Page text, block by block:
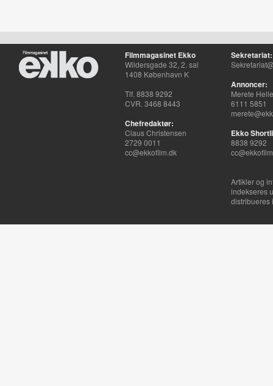
Filmmagasinet Ekko
Wildersgade 32, 2. sal
1408 København K
Tlf. 8838 9292
CVR. 3468 8443
Chefredaktør:
Claus Christensen
2729 0011
cc@ekkofilm.dk
Sekretariat:
Annoncer:
Merete
6111 5851
Ekko
8838 9292
Artikler og
indekseres
distribueres